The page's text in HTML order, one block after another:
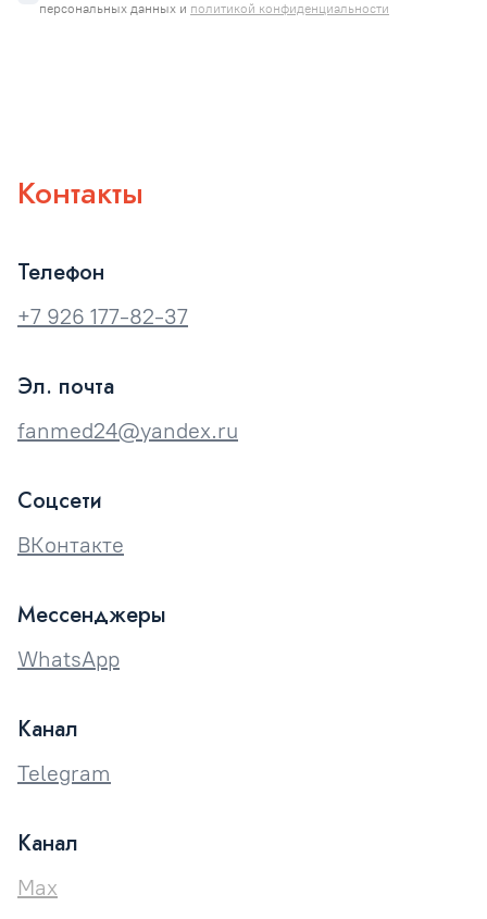
персональных данных и политикой конфиденциальности
Контакты
Телефон
+7 926 177-82-37
Эл. почта
fanmed24@yandex.ru
Соцсети
ВКонтакте
Мессенджеры
WhatsApp
Канал
Telegram
Канал
Max